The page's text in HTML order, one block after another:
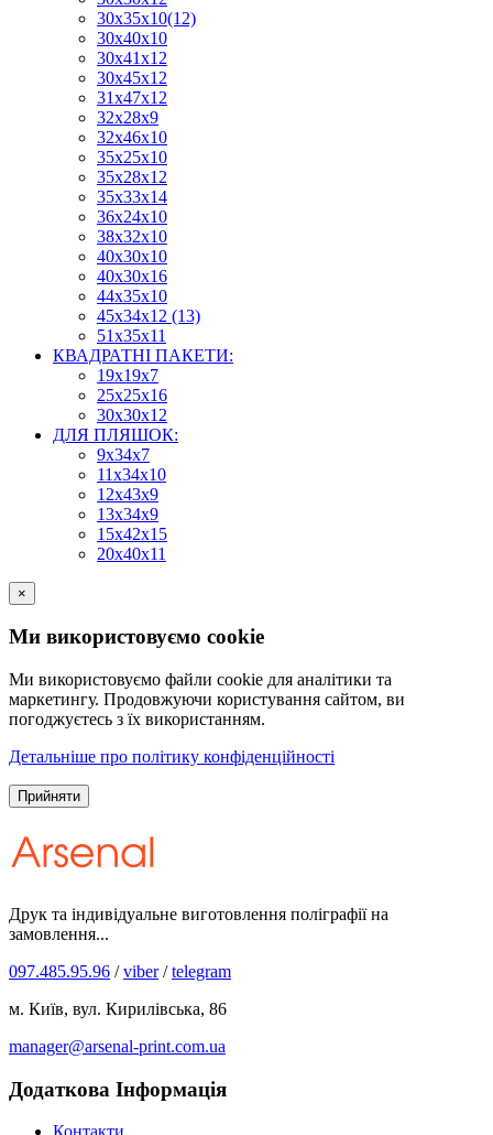
30х35х10(12)
30х40х10
30х41х12
30х45х12
31х47х12
32х28х9
32х46х10
35х25х10
35х28х12
35х33х14
36х24х10
38х32х10
40х30х10
40х30х16
44х35х10
45х34х12 (13)
51х35х11
КВАДРАТНІ ПАКЕТИ:
19х19х7
25х25х16
30х30х12
ДЛЯ ПЛЯШОК:
9х34х7
11х34х10
12х43х9
13х34х9
15х42х15
20х40х11
×
Ми використовуємо cookie
Ми використовуємо файли cookie для аналітики та
маркетингу. Продовжуючи користування сайтом, ви
погоджуєтесь з їх використанням.
Детальніше про політику конфіденційності
Прийняти
Друк та індивідуальне виготовлення поліграфії на
замовлення...
097.485.95.96 /viber/telegram
м. Київ, вул. Кирилівська, 86
manager@arsenal-print.com.ua
Додаткова Інформація